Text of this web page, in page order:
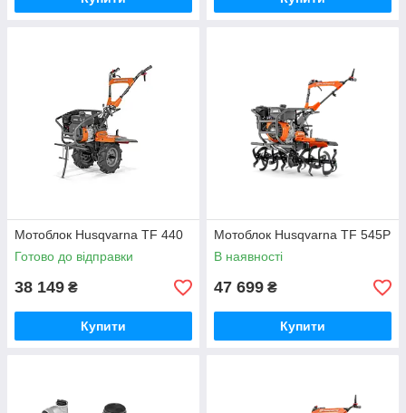
Мотоблок Husqvarna TF 440
Готово до відправки
38 149 ₴
Купити
Мотоблок Husqvarna TF 545P
В наявності
47 699 ₴
Купити